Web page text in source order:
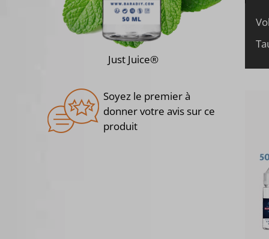
Just Juice®
Soyez le premier à
donner votre avis sur ce
produit